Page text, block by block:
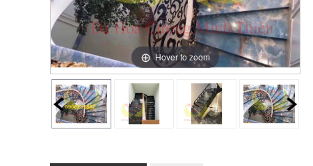
Hover to zoom